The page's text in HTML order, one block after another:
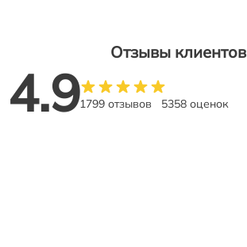
Отзывы клиентов
4.91799 отзывов 5358 оценок